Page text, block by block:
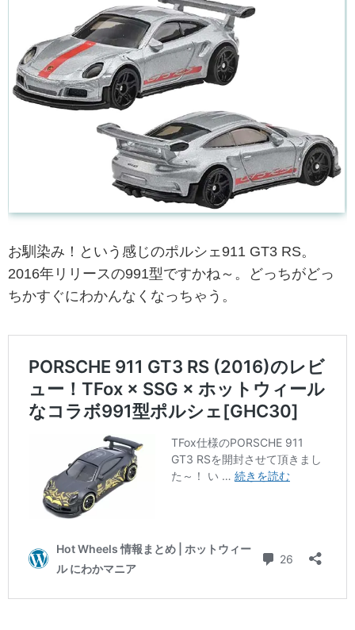
お馴染み！という感じのポルシェ911 GT3 RS。
2016年リリースの991型ですかね～。どっちがどっ
ちかすぐにわかんなくなっちゃう。